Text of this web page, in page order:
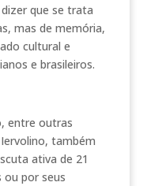
que se trata
mas de memória,
cultural e
e brasileiros.
entre outras
também
ativa de 21
por seus